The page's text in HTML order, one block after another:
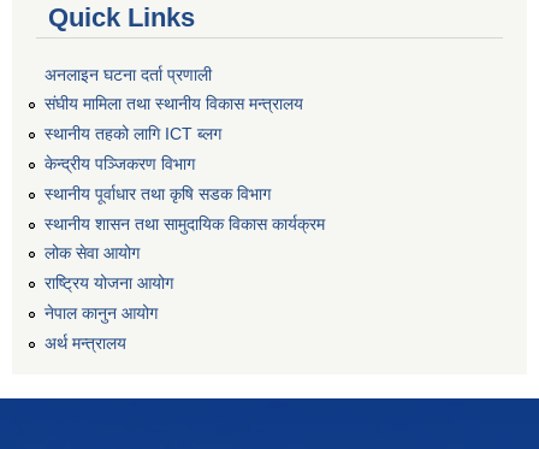
Quick Links
अनलाइन घटना दर्ता प्रणाली
संघीय मामिला तथा स्थानीय विकास मन्त्रालय
स्थानीय तहको लागि ICT ब्लग
केन्द्रीय पञ्जिकरण विभाग
स्थानीय पूर्वाधार तथा कृषि सडक विभाग
स्थानीय शासन तथा सामुदायिक विकास कार्यक्रम
लोक सेवा आयोग
राष्ट्रिय योजना आयोग
नेपाल कानुन आयोग
अर्थ मन्त्रालय